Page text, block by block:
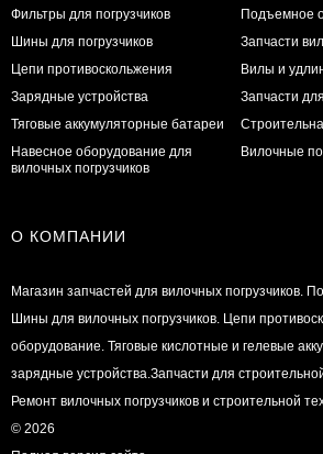
Фильтры для погрузчиков
Шины для погрузчиков
Цепи противоскольжения
Зарядные устройства
Тяговые аккумуляторные батареи
Навесное оборудование для
вилочных погрузчиков
Подъемное
Запчасти
Вилы и
Запчасти
Вилочные
О КОМПАНИИ
Магазин запчастей для вилочных погрузчиков.
Шины для вилочных погрузчиков. Цепи
оборудование. Тяговые кислотные и гелевые
зарядные устройства.Запчасти для
Ремонт вилочных погрузчиков и строительной
© 2026